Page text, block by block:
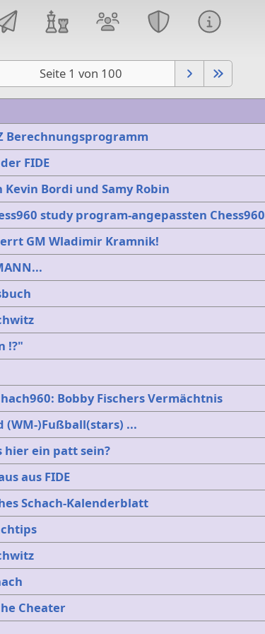
Seite 1 von 100
Berechnungsprogramm
FIDE
Kevin Bordi und Samy Robin
study program-angepassten Chess960
GM Wladimir Kramnik!
!?"
Bobby Fischers Vermächtnis
(WM-)Fußball(stars) ...
hier ein patt sein?
aus FIDE
Schach-Kalenderblatt
Cheater